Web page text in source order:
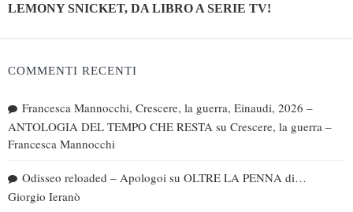
LEMONY SNICKET, DA LIBRO A SERIE TV!
COMMENTI RECENTI
Francesca Mannocchi, Crescere, la guerra, Einaudi, 2026 –
ANTOLOGIA DEL TEMPO CHE RESTA su Crescere, la guerra –
Francesca Mannocchi
Odisseo reloaded – Apologoi su OLTRE LA PENNA di…
Giorgio Ieranò